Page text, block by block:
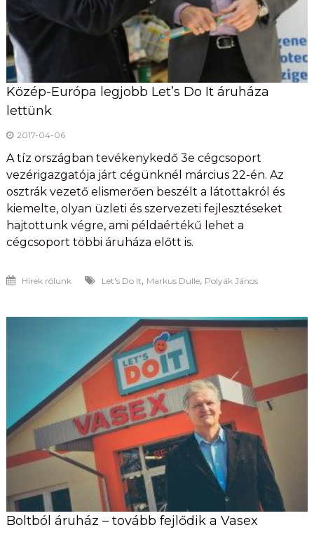
Közép-Európa legjobb Let’s Do It áruháza
lettünk
2017-04-06
A tíz országban tevékenykedő 3e cégcsoport
vezérigazgatója járt cégünknél március 22-én. Az
osztrák vezető elismerően beszélt a látottakról és
kiemelte, olyan üzleti és szervezeti fejlesztéseket
hajtottunk végre, ami példaértékű lehet a
cégcsoport többi áruháza előtt is.
Hírek rólunk Let's Do It, Markus Dulle, Polyák János
Boltból áruház – tovább fejlődik a Vasex